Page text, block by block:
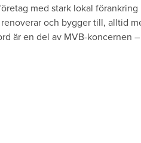
med stark lokal
och bygger till, alltid
är en del av MVB-koncernen